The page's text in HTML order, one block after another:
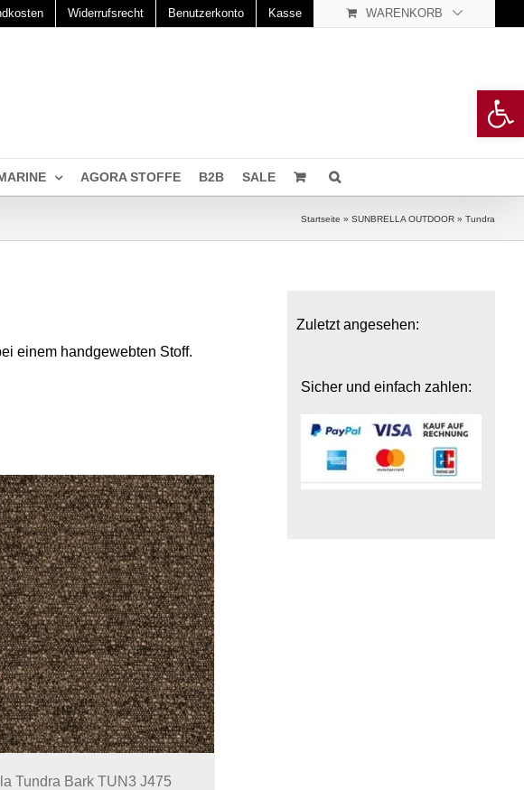
Widerrufsrecht Benutzerkonto Kasse WARENKORB
AGORA STOFFE B2B SALE
Startseite » SUNBRELLA OUTDOOR » Tundra
einem handgewebten Stoff.
Tundra Bark TUN3 J475
Zuletzt angesehen:
Sicher und einfach zahlen: